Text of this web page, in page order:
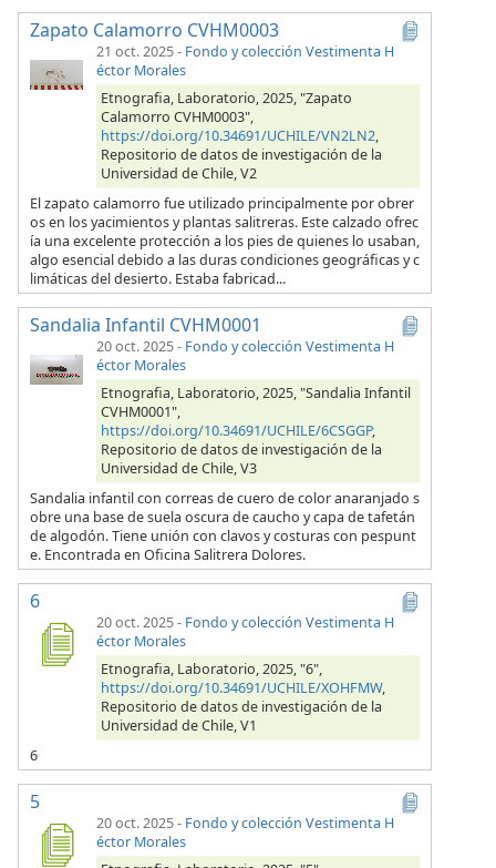
Zapato Calamorro CVHM0003
21 oct. 2025- Fondo y colección Vestimenta H
éctor Morales
Etnografia, Laboratorio, 2025, "Zapato
Calamorro CVHM0003",
https://doi.org/10.34691/UCHILE/VN2LN2,
Repositorio de datos de investigación de la
Universidad de Chile, V2
El zapato calamorro fue utilizado principalmente por obrer
os en los yacimientos y plantas salitreras. Este calzado ofrec
ía una excelente protección a los pies de quienes lo usaban,
algo esencial debido a las duras condiciones geográficas y c
limáticas del desierto. Estaba fabricad...
Sandalia Infantil CVHM0001
20 oct. 2025- Fondo y colección Vestimenta H
éctor Morales
Etnografia, Laboratorio, 2025, "Sandalia Infantil
CVHM0001",
https://doi.org/10.34691/UCHILE/6CSGGP,
Repositorio de datos de investigación de la
Universidad de Chile, V3
Sandalia infantil con correas de cuero de color anaranjado s
obre una base de suela oscura de caucho y capa de tafetán
de algodón. Tiene unión con clavos y costuras con pespunt
e. Encontrada en Oficina Salitrera Dolores.
6
20 oct. 2025- Fondo y colección Vestimenta H
éctor Morales
Etnografia, Laboratorio, 2025, "6",
https://doi.org/10.34691/UCHILE/XOHFMW,
Repositorio de datos de investigación de la
Universidad de Chile, V1
6
5
20 oct. 2025- Fondo y colección Vestimenta H
éctor Morales